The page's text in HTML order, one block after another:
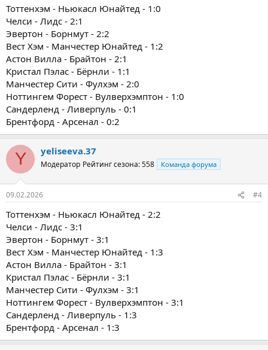
Тоттенхэм - Ньюкасл Юнайтед - 1:0
Челси - Лидс - 2:1
Эвертон - Борнмут - 2:2
Вест Хэм - Манчестер Юнайтед - 1:2
Астон Вилла - Брайтон - 2:1
Кристал Пэлас - Бёрнли - 1:1
Манчестер Сити - Фулхэм - 2:0
Ноттингем Форест - Вулверхэмптон - 1:0
Сандерленд - Ливерпуль - 0:1
Брентфорд - Арсенал - 0:2
Y yeliseeva.37
Модератор Рейтинг сезона: 558 Команда форума
09.02.2026 #4
Тоттенхэм - Ньюкасл Юнайтед - 2:2
Челси - Лидс - 3:1
Эвертон - Борнмут - 3:1
Вест Хэм - Манчестер Юнайтед - 1:3
Астон Вилла - Брайтон - 3:1
Кристал Пэлас - Бёрнли - 3:1
Манчестер Сити - Фулхэм - 3:1
Ноттингем Форест - Вулверхэмптон - 3:1
Сандерленд - Ливерпуль - 1:3
Брентфорд - Арсенал - 1:3